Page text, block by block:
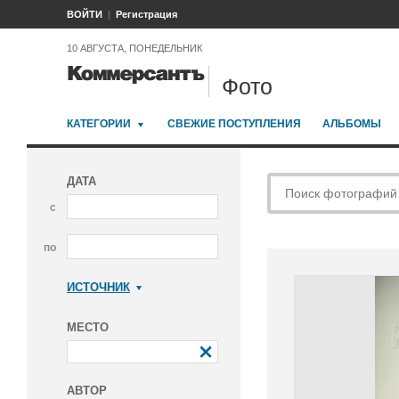
ВОЙТИ Регистрация
10 АВГУСТА, ПОНЕДЕЛЬНИК
Фото
КАТЕГОРИИ СВЕЖИЕ ПОСТУПЛЕНИЯ АЛЬБОМЫ
ДАТА
с
по
ИСТОЧНИК
МЕСТО
АВТОР